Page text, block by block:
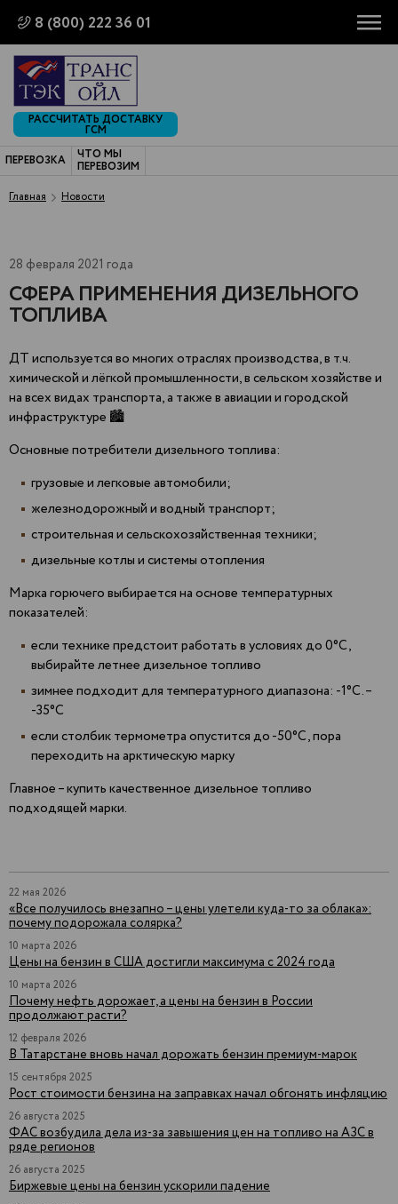
8 (800) 222 36 01
РАССЧИТАТЬ ДОСТАВКУ
ГСМ
ПЕРЕВОЗКА
ЧТО МЫ
ПЕРЕВОЗИМ
Главная
Новости
28 февраля 2021 года
СФЕРА ПРИМЕНЕНИЯ ДИЗЕЛЬНОГО
ТОПЛИВА
ДТ используется во многих отраслях производства, в т.ч.
химической и лёгкой промышленности, в сельском хозяйстве и
на всех видах транспорта, а также в авиации и городской
инфраструктуре 🏙
Основные потребители дизельного топлива:
грузовые и легковые автомобили;
железнодорожный и водный транспорт;
строительная и сельскохозяйственная техники;
дизельные котлы и системы отопления
Марка горючего выбирается на основе температурных
показателей:
если технике предстоит работать в условиях до 0°С,
выбирайте летнее дизельное топливо
зимнее подходит для температурного диапазона: -1°С. –
-35°С
если столбик термометра опустится до -50°С, пора
переходить на арктическую марку
Главное – купить качественное дизельное топливо
подходящей марки.
22 мая 2026
«Все получилось внезапно – цены улетели куда-то за облака»:
почему подорожала солярка?
10 марта 2026
Цены на бензин в США достигли максимума с 2024 года
10 марта 2026
Почему нефть дорожает, а цены на бензин в России
продолжают расти?
12 февраля 2026
В Татарстане вновь начал дорожать бензин премиум-марок
15 сентября 2025
Рост стоимости бензина на заправках начал обгонять инфляцию
26 августа 2025
ФАС возбудила дела из-за завышения цен на топливо на АЗС в
ряде регионов
26 августа 2025
Биржевые цены на бензин ускорили падение